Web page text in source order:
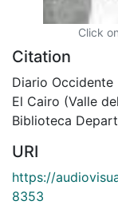
Click
Citation
Diario
El Cairo (Valle
Biblioteca
URI
https://
8353